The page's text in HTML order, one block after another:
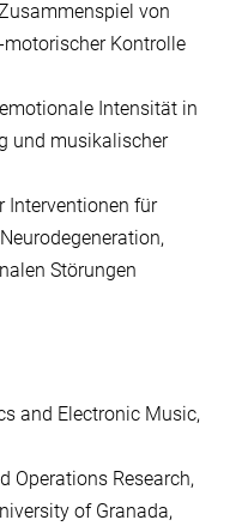
von
Kontrolle
Intensität in
und musikalischer
Interventionen für
Störungen
and Electronic Music,
Operations Research,
of Granada,